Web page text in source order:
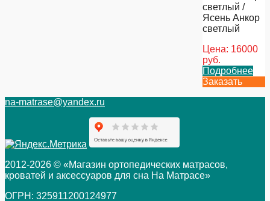
светлый /
Ясень Анкор
светлый
Цена: 16000
руб.
Подробнее
Заказать
na-matrase@yandex.ru
2012-2026 © «Магазин ортопедических матрасов,
кроватей и аксессуаров для сна На Матрасе»
ОГРН: 325911200124977